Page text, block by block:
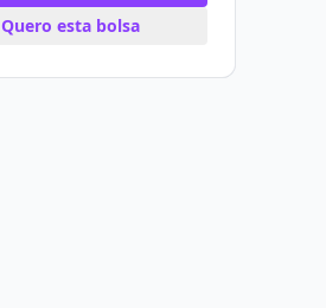
Quero esta bolsa